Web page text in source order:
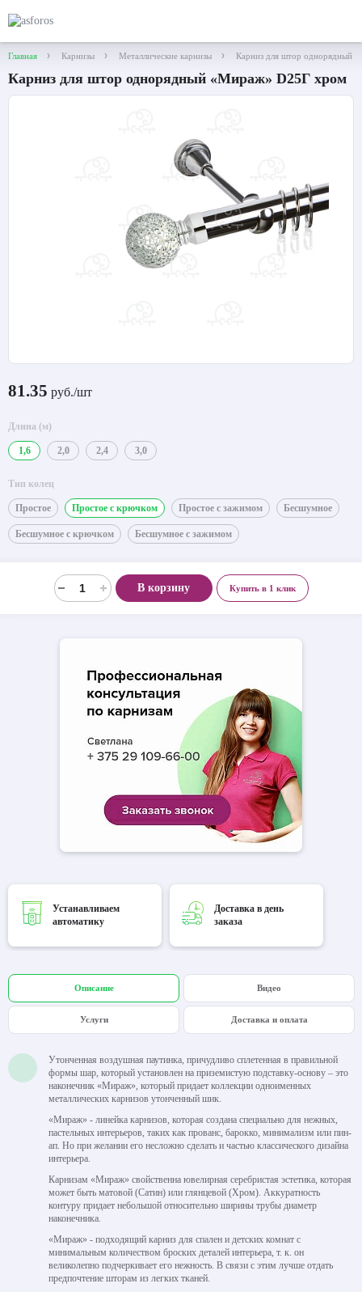
Главная Карнизы Металлические карнизы Карниз для штор однорядный
Карниз для штор однорядный «Мираж» D25Г хром
81.35 руб./шт
Длина (м)
1,6 2,0 2,4 3,0
Тип колец
Простое Простое с крючком Простое с зажимом Бесшумное
Бесшумное с крючком Бесшумное с зажимом
В корзину Купить в 1 клик
Устанавливаем
автоматику
Доставка в день
заказа
Описание Видео
Услуги Доставка и оплата
Утонченная воздушная паутинка, причудливо сплетенная в правильной
формы шар, который установлен на приземистую подставку-основу – это
наконечник «Мираж», который придает коллекции одноименных
металлических карнизов утонченный шик.
«Мираж» - линейка карнизов, которая создана специально для нежных,
пастельных интерьеров, таких как прованс, барокко, минимализм или пин-
ап. Но при желании его несложно сделать и частью классического дизайна
интерьера.
Карнизам «Мираж» свойственна ювелирная серебристая эстетика, которая
может быть матовой (Сатин) или глянцевой (Хром). Аккуратность
контуру придает небольшой относительно ширины трубы диаметр
наконечника.
«Мираж» - подходящий карниз для спален и детских комнат с
минимальным количеством броских деталей интерьера, т. к. он
великолепно подчеркивает его нежность. В связи с этим лучше отдать
предпочтение шторам из легких тканей.